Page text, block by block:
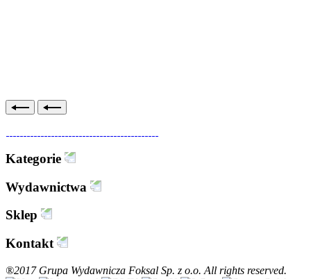
Kategorie
Wydawnictwa
Sklep
Kontakt
®2017 Grupa Wydawnicza Foksal Sp. z o.o. All rights reserved.